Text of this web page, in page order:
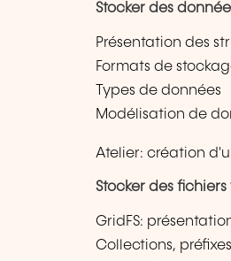
Stocker des
Présentation des
Formats de
Types de données
Modélisation de
Atelier: création
Stocker des
GridFS:
Collections, préfixes